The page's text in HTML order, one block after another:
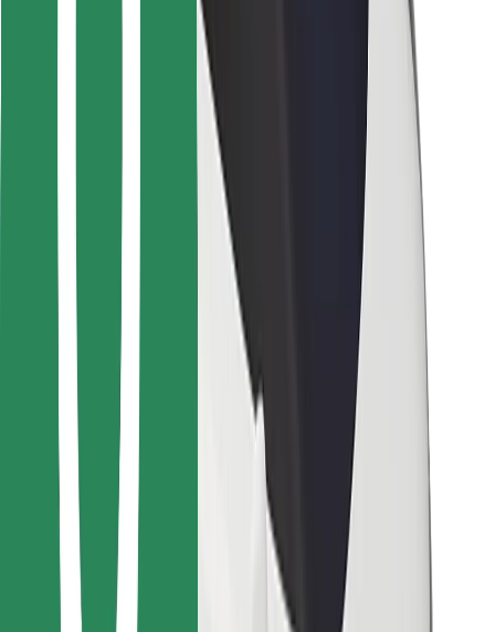
Доставка Bolt Food
Для власників автопарків
Для ресторанів
Bolt for Business
Правила та Умови
Замовляй поїздку за лічені хвилини!
Завантажити застосунок Bolt
Знайди твою улюблену страву чи їжу!
Завантажити застосунок Bolt Food